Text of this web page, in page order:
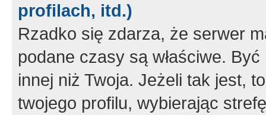
profilach, itd.)
Rzadko się zdarza, że serwer
podane czasy są właściwe.
innej niż Twoja. Jeżeli tak jest,
twojego profilu, wybierając